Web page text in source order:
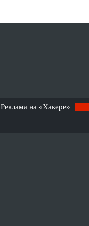
Реклама на «Хакере»